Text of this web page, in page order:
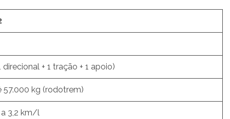
direcional + 1 tração + 1 apoio)
57.000 kg (rodotrem)
a 3,2 km/l